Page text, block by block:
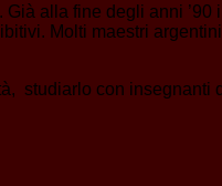
alla fine degli anni
Molti maestri
studiarlo con insegnanti